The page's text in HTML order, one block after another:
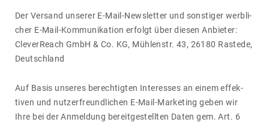
Der Versand unserer E-Mail-News­letter und sons­tiger werb­li­
cher E-Mail-Kommu­ni­ka­tion erfolgt über diesen Anbieter:
Clever­Reach GmbH & Co. KG, Mühlenstr. 43, 26180 Rastede,
Deutsch­land
Auf Basis unseres berech­tigten Inter­esses an einem effek­
tiven und nutzer­freund­li­chen E-Mail-Marke­ting geben wir
Ihre bei der Anmel­dung bereit­ge­stellten Daten gem. Art. 6